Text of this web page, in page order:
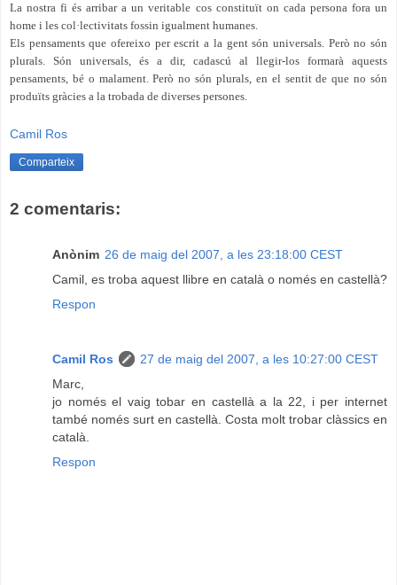
La nostra fi és arribar a un veritable cos constituït on cada persona fora un
home i les col·lectivitats fossin igualment humanes.
Els pensaments que ofereixo per escrit a la gent són universals. Però no són
plurals. Són universals, és a dir, cadascú al llegir-los formarà aquests
pensaments, bé o malament. Però no són plurals, en el sentit de que no són
produïts gràcies a la trobada de diverses persones.
Camil Ros
Comparteix
2 comentaris:
Anònim 26 de maig del 2007, a les 23:18:00 CEST
Camil, es troba aquest llibre en català o només en castellà?
Respon
Camil Ros
27 de maig del 2007, a les 10:27:00 CEST
Marc,
jo només el vaig tobar en castellà a la 22, i per internet
també només surt en castellà. Costa molt trobar clàssics en
català.
Respon